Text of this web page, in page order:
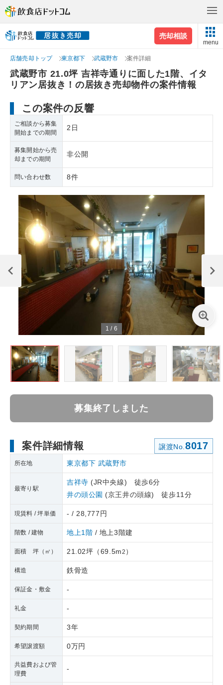
売却相談
menu
店舗売却トップ 東京都下 武蔵野市 案件詳細
武蔵野市 21.0坪 吉祥寺通りに面した1階、イタ
リアン居抜き！の居抜き売却物件の案件情報
この案件の反響
ご相談から募集
開始までの期間
2日
募集開始から売
却までの期間
非公開
問い合わせ数 8件
1 / 6
募集終了しました
案件詳細情報 譲渡No. 8017
所在地 東京都下 武蔵野市
最寄り駅
吉祥寺 (JR中央線) 徒歩6分
井の頭公園 (京王井の頭線) 徒歩11分
現賃料 / 坪単価 - / 28,777円
階数 / 建物 地上1階 / 地上3階建
面積 坪（㎡） 21.02坪 （69.5m2 ）
構造 鉄骨造
保証金・敷金 -
礼金 -
契約期間 3年
希望譲渡額 0万円
共益費および管
理費
-